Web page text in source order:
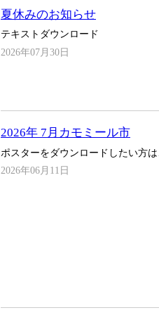
夏休みのお知らせ
テキストダウンロード
2026年07月30日
2026年 7月カモミール市
ポスターをダウンロードしたい方
2026年06月11日